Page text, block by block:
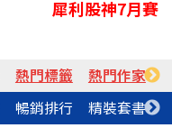
犀利股神7月賽
熱門標籤 熱門作家
暢銷排行 精裝套書